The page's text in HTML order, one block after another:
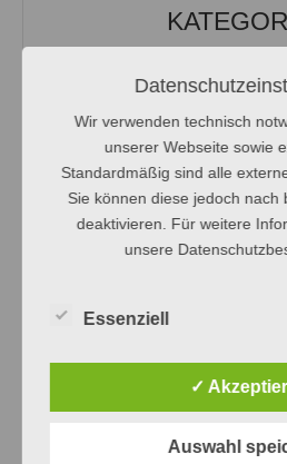
Aktionen/Projekte
Aktuelle Informationen
Allgemein
Berufsorientierung
CBA-Infos
Englisch bilingual
Exzellenzkurs
Gesellschaftswissenschaften
Wir verwenden technisch
unserer Webseite sowie
Standardmäßig sind alle
Sie können diese jedoch nach
deaktivieren. Für weitere
unsere
Essenziell
✓
Auswahl